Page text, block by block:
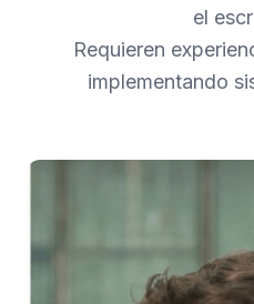
el
Requieren
implementando